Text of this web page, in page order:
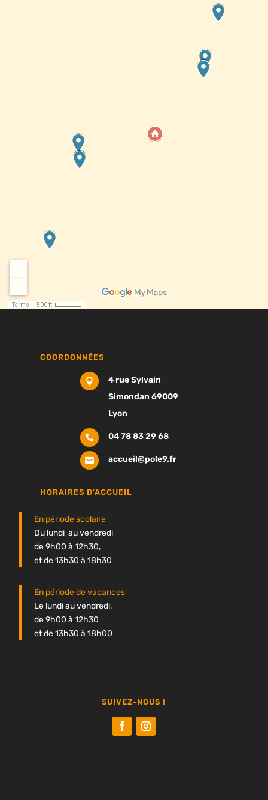
COORDONNÉES

4 rue Sylvain
Simondan 69009
Lyon
 04 78 83 29 68
 accueil@pole9.fr
HORAIRES D'ACCUEIL
En période scolaire
Du lundi au vendredi
de 9h00 à 12h30,
et de 13h30 à 18h30
En période de vacances
Le lundi au vendredi,
de 9h00 à 12h30
et de 13h30 à 18h00
SUIVEZ-NOUS !